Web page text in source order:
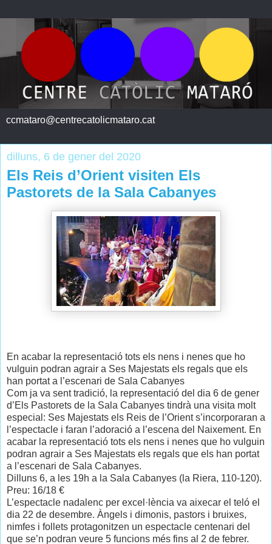
ccmataro@centrecatolicmataro.cat
dilluns, 6 de gener del 2020
Els Reis d’Orient visiten Els
Pastorets de la Sala Cabanyes
En acabar la representació tots els nens i nenes que ho
vulguin podran agrair a Ses Majestats els regals que els
han portat a l’escenari de Sala Cabanyes
Com ja va sent tradició, la representació del dia 6 de gener
d’Els Pastorets de la Sala Cabanyes tindrà una visita molt
especial: Ses Majestats els Reis de l’Orient s’incorporaran a
l’espectacle i faran l’adoració a l’escena del Naixement. En
acabar la representació tots els nens i nenes que ho vulguin
podran agrair a Ses Majestats els regals que els han portat
a l’escenari de Sala Cabanyes.
Dilluns 6, a les 19h a la Sala Cabanyes (la Riera, 110-120).
Preu: 16/18 €
L’espectacle nadalenc per excel·lència va aixecar el teló el
dia 22 de desembre. Àngels i dimonis, pastors i bruixes,
nimfes i follets protagonitzen un espectacle centenari del
que se’n podran veure 5 funcions més fins al 2 de febrer.